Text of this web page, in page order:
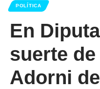
POLÍTICA
En
suerte
Adorni